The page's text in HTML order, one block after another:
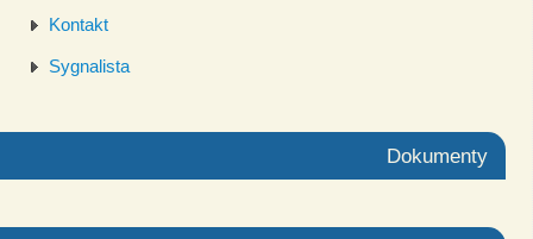
Kontakt
Sygnalista
Dokumenty